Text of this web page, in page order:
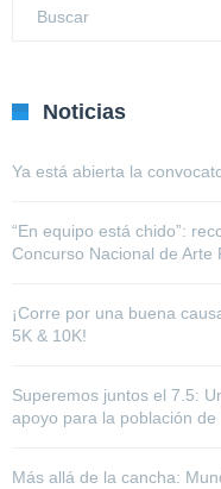
Noticias
Ya está abierta la
“En equipo está chido”:
Concurso Nacional de Arte
¡Corre por una buena
5K & 10K!
Superemos juntos el 7.5:
apoyo para la población de
Más allá de la cancha: